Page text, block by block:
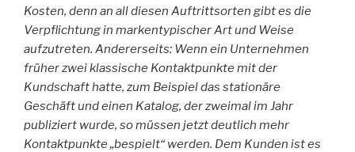
Kosten, denn an all diesen Auftrittsorten gibt es die
Verpflichtung in markentypischer Art und Weise
aufzutreten. Andererseits: Wenn ein Unternehmen
früher zwei klassische Kontaktpunkte mit der
Kundschaft hatte, zum Beispiel das stationäre
Geschäft und einen Katalog, der zweimal im Jahr
publiziert wurde, so müssen jetzt deutlich mehr
Kontaktpunkte „bespielt“ werden. Dem Kunden ist es